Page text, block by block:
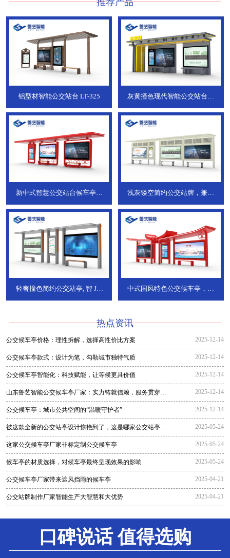
铝型材智能公交站台 LT-325
灰黄撞色现代智能公交站台，
新中式智慧公交站台候车亭，
浅灰镂空简约公交站牌，兼具
轻奢撞色简约公交站亭, 智 JT-
中式国风特色公交候车亭，承
热点资讯
公交候车亭价格：理性拆解，选择高性价比方案 2025-12-14
公交候车亭款式：设计为笔，勾勒城市独特气质 2025-12-14
公交候车亭智能化：科技赋能，让等候更具价值 2025-12-14
山东鲁艺智能公交候车亭厂家：实力铸就信赖，服务贯穿全
程
2025-12-14
公交候车亭：城市公共空间的“温暖守护者” 2025-12-14
被这款全新的公交站亭设计惊艳到了，这是哪家公交站亭生
产厂家生
2025-05-24
这家公交候车亭厂家非标定制公交候车亭 2025-05-24
候车亭的材质选择，对候车亭最终呈现效果的影响 2025-05-24
公交候车亭厂家带来遮风挡雨的候车亭 2025-04-21
公交站牌制作厂家智能生产大智慧和大优势 2025-04-21
口碑说话 值得选购